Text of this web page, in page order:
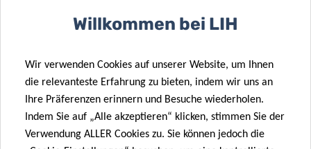
Spender können Sie sich in unsere Arbeit einbringen und
MEHR ERFAHREN
Willkommen bei LIH
Wir verwenden Cookies auf unserer Website, um Ihnen
die relevanteste Erfahrung zu bieten, indem wir uns an
Ihre Präferenzen erinnern und Besuche wiederholen.
Indem Sie auf „Alle akzeptieren“ klicken, stimmen Sie der
Verwendung ALLER Cookies zu. Sie können jedoch die